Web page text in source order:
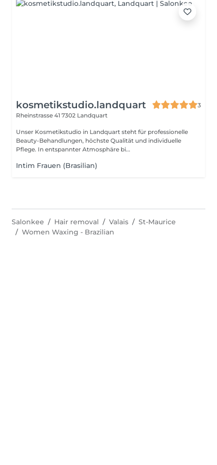
kosmetikstudio.landquart
3
Rheinstrasse 41 7302 Landquart
Unser Kosmetikstudio in Landquart steht für professionelle
Beauty-Behandlungen, höchste Qualität und individuelle
Pflege. In entspannter Atmosphäre bi...
Intim Frauen (Brasilian)
Salonkee Hair removal Valais
St-Maurice
Women Waxing - Brazilian